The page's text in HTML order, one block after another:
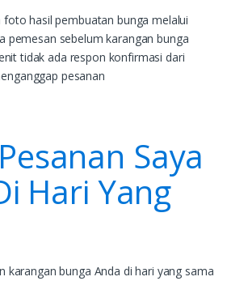
hasil pembuatan bunga melalui
pemesan sebelum karangan bunga
tidak ada respon konfirmasi dari
pesanan
Saya
Hari Yang
karangan bunga Anda di hari yang sama